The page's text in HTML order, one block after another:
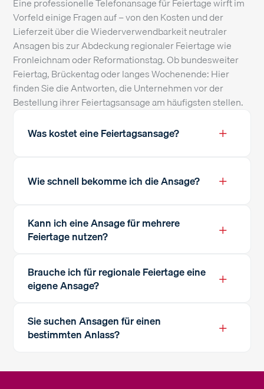
Vorfeld einige Fragen auf – von den Kosten und der
Lieferzeit über die Wiederverwendbarkeit neutraler
Ansagen bis zur Abdeckung regionaler Feiertage wie
Fronleichnam oder Reformationstag. Ob bundesweiter
Feiertag, Brückentag oder langes Wochenende: Hier
finden Sie die Antworten, die Unternehmen vor der
Bestellung ihrer Feiertagsansage am häufigsten stellen.
Was kostet eine Feiertagsansage? +
Wie schnell bekomme ich die Ansage? +
Kann ich eine Ansage für mehrere
Feiertage nutzen?
+
Brauche ich für regionale Feiertage eine
eigene Ansage?
+
Sie suchen Ansagen für einen
bestimmten Anlass?
+